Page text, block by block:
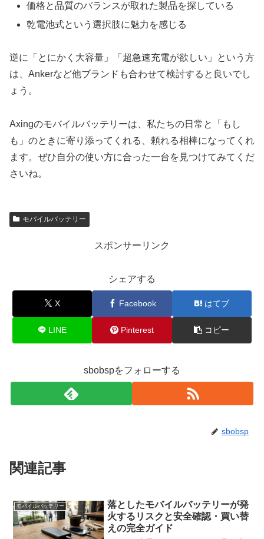
価格と品質のバランスが取れた製品を探している
乾電池式という選択肢に魅力を感じる
逆に「とにかく大容量」「超急速充電が欲しい」という方
は、Ankerなど他ブランドも合わせて検討すると良いでし
ょう。
Axingのモバイルバッテリーは、私たちの日常と「もし
も」のときに寄り添ってくれる、頼れる相棒になってくれ
ます。ぜひ自分の使い方に合った一台を見つけてみてくだ
さいね。
モバイルバッテリー
スポンサーリンク
シェアする
X Facebook はてブ
LINE Pinterest コピー
sbobspをフォローする
sbobsp
関連記事
モバイルバッテリー
落としたモバイルバッテリーが発
火するリスクと安全確認・買い替
えの完全ガイド